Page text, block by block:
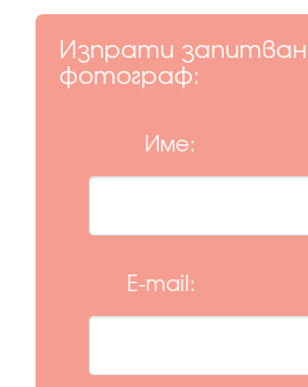
Изпрати
фотограф:
Име:
E-mail: